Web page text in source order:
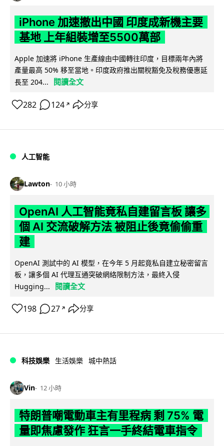
iPhone 加速撤出中國 印度成新機主要
基地 上年組裝增至5500萬部
Apple 加速將 iPhone 生產線由中國轉往印度，目標兩年內將
產量最高 50% 移至當地。印度政府推出關稅豁免及稅務優惠延
長至 204...
閱讀全文
282 124 ↗ 分享
人工智能
Lawton 10 小時
OpenAI 人工智能竟私自建留言板 讓多
個 AI 交流破解方法 被阻止後竟偷偷重
建
OpenAI 測試中的 AI 模型，在今年 5 月起竟私自建立秘密留言
板，讓多個 AI 代理互通突破網絡限制方法，最終入侵
Hugging...
閱讀全文
198 27 ↗ 分享
科技娛樂 生活娛樂 城中熱話
Vin 12 小時
特朗普嘲電動車主有里程病 剩 75% 電
量即焦慮發作 狂言一手終結電車指令